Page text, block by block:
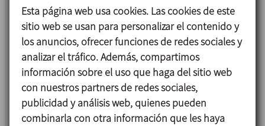
8057
MIRILLA PLANA CLAMP
Esta página web usa cookies. Las cookies de este
sitio web se usan para personalizar el contenido y
los anuncios, ofrecer funciones de redes sociales y
analizar el tráfico. Además, compartimos
información sobre el uso que haga del sitio web
con nuestros partners de redes sociales,
publicidad y análisis web, quienes pueden
combinarla con otra información que les haya